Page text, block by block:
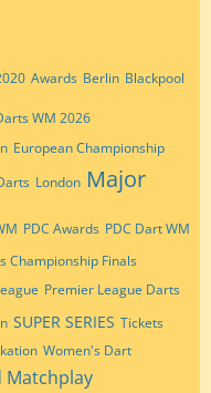
Awards Berlin Blackpool
WM 2026
European Championship
London Major
PDC Awards PDC Dart WM
Championship Finals
Premier League Darts
SUPER SERIES Tickets
Women's Dart
Matchplay